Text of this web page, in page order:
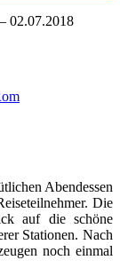
02.07.2018
Abendessen
Die
auf die schöne
Stationen. Nach
noch einmal